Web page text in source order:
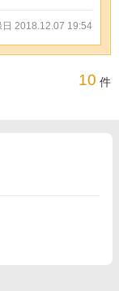
日 2018.12.07 19:54
10 件